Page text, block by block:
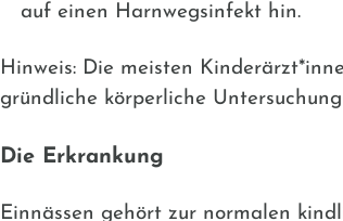
auf einen Harnwegsinfekt hin.
Hinweis: Die meisten
gründliche körperliche
Die Erkrankung
Einnässen gehört zur normalen